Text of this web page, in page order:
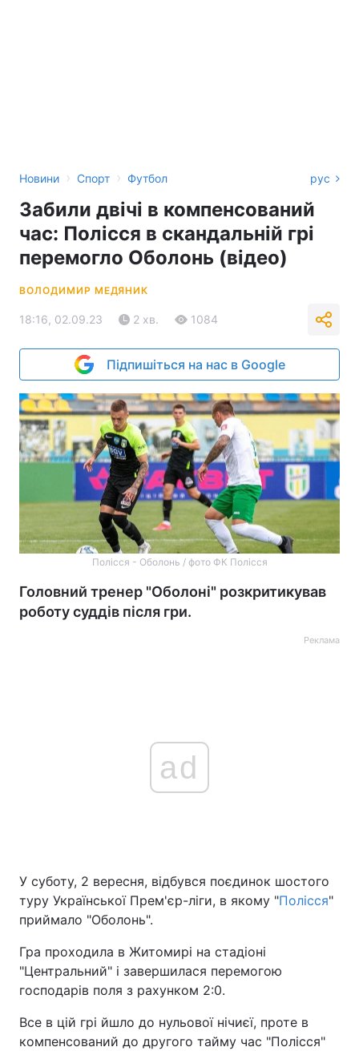
Новини › Спорт › Футбол рус
Забили двічі в компенсований
час: Полісся в скандальній грі
перемогло Оболонь (відео)
ВОЛОДИМИР МЕДЯНИК
18:16, 02.09.23 2 хв. 1084
Підпишіться на нас в Google
Полісся - Оболонь / фото ФК Полісся
Головний тренер "Оболоні" розкритикував
роботу суддів після гри.
Реклама
ad
У суботу, 2 вересня, відбувся поєдинок шостого
туру Української Прем'єр-ліги, в якому "Полісся"
приймало "Оболонь".
Гра проходила в Житомирі на стадіоні
"Центральний" і завершилася перемогою
господарів поля з рахунком 2:0.
Все в цій грі йшло до нульової нічиєї, проте в
компенсований до другого тайму час "Полісся"